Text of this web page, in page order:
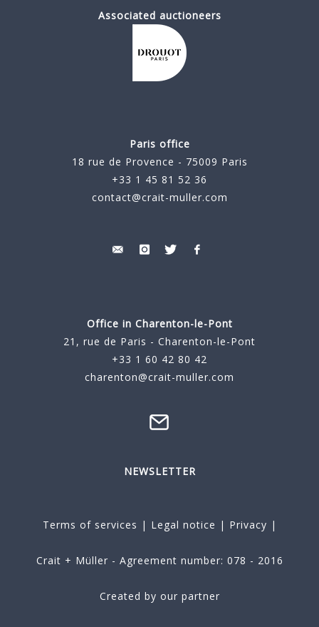
Associated auctioneers
Paris office
18 rue de Provence - 75009 Paris
+33 1 45 81 52 36
contact@crait-muller.com
Office in Charenton-le-Pont
21, rue de Paris - Charenton-le-Pont
+33 1 60 42 80 42
charenton@crait-muller.com
NEWSLETTER
Terms of services | Legal notice | Privacy |
Crait + Müller - Agreement number: 078 - 2016
Created by our partner